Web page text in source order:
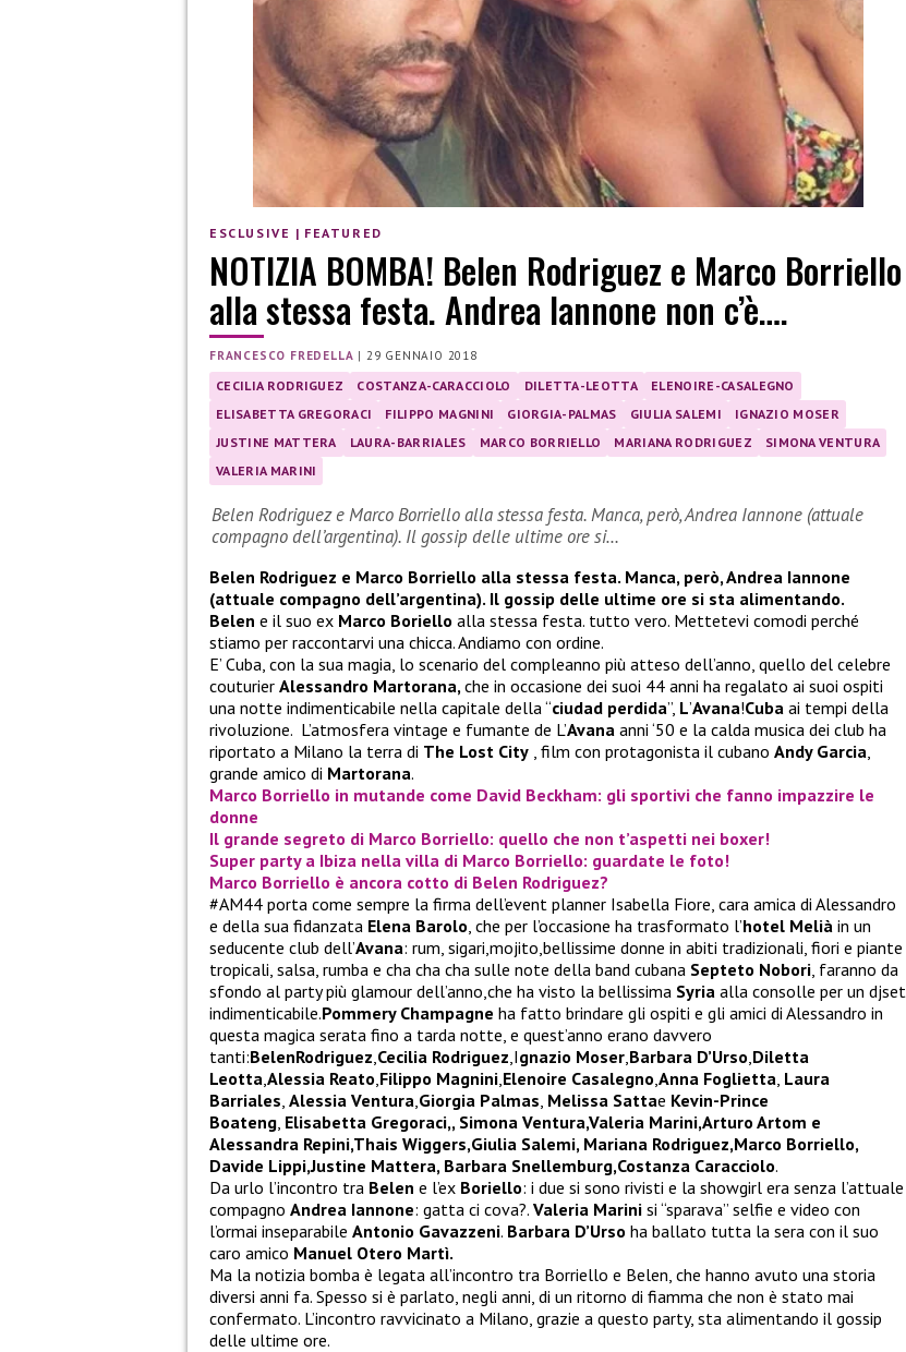
ESCLUSIVE | FEATURED
NOTIZIA BOMBA! Belen Rodriguez e Marco Borriello
alla stessa festa. Andrea Iannone non c’è….
FRANCESCO FREDELLA | 29 GENNAIO 2018
CECILIA RODRIGUEZ COSTANZA-CARACCIOLO DILETTA-LEOTTA
ELENOIRE-CASALEGNO
ELISABETTA GREGORACI
FILIPPO MAGNINI GIORGIA-PALMAS GIULIA SALEMI
IGNAZIO MOSER
JUSTINE MATTERA
LAURA-BARRIALES MARCO BORRIELLO MARIANA RODRIGUEZ
SIMONA VENTURA
VALERIA MARINI
Belen Rodriguez e Marco Borriello alla stessa festa. Manca, però, Andrea Iannone (attuale
compagno dell’argentina). Il gossip delle ultime ore si…
Belen Rodriguez e Marco Borriello alla stessa festa. Manca, però, Andrea Iannone
(attuale compagno dell’argentina). Il gossip delle ultime ore si sta alimentando.
Belen e il suo ex Marco Boriello alla stessa festa. tutto vero. Mettetevi comodi perché
stiamo per raccontarvi una chicca. Andiamo con ordine.
E’ Cuba, con la sua magia, lo scenario del compleanno più atteso dell’anno, quello del celebre
couturier Alessandro Martorana, che in occasione dei suoi 44 anni ha regalato ai suoi ospiti
una notte indimenticabile nella capitale della “ciudad perdida”, L’Avana!Cuba ai tempi della
rivoluzione. L’atmosfera vintage e fumante de L’Avana anni ‘50 e la calda musica dei club ha
riportato a Milano la terra di The Lost City , film con protagonista il cubano Andy Garcia
grande amico di Martorana.
Marco Borriello in mutande come David Beckham: gli sportivi che fanno impazzire le
donne
Il grande segreto di Marco Borriello: quello che non t’aspetti nei boxer!
Super party a Ibiza nella villa di Marco Borriello: guardate le foto!
Marco Borriello è ancora cotto di Belen Rodriguez?
#AM44 porta come sempre la firma dell’event planner Isabella Fiore, cara amica di Alessandro
e della sua fidanzata Elena Barolo , che per l’occasione ha trasformato l’hotel Melià in un
seducente club dell’Avana: rum, sigari,mojito,bellissime donne in abiti tradizionali, fiori e piante
tropicali, salsa, rumba e cha cha cha sulle note della band cubana Septeto Nobori , faranno da
sfondo al party più glamour dell’anno,che ha visto la bellissima Syria alla consolle per un djset
indimenticabile.Pommery Champagne ha fatto brindare gli ospiti e gli amici di Alessandro in
questa magica serata fino a tarda notte, e quest’anno erano davvero
tanti:BelenRodriguez Cecilia Rodriguez ,Ignazio Moser Barbara D’Urso Diletta
Leotta Alessia Reato Filippo Magnini Elenoire Casalegno Anna Foglietta Laura
Barriales Alessia Ventura Giorgia Palmas Melissa Sattae Kevin-Prince
Boateng Elisabetta Gregoraci,, Simona Ventura,Valeria Marini,Arturo Artom e
Alessandra Repini,Thais Wiggers,Giulia Salemi, Mariana Rodriguez,Marco Borriello,
Davide Lippi,Justine Mattera, Barbara Snellemburg,Costanza Caracciolo.
Da urlo l’incontro tra Belen e l’ex Boriello: i due si sono rivisti e la showgirl era senza l’attuale
compagno Andrea Iannone: gatta ci cova?. Valeria Marini si “sparava” selfie e video con
l’ormai inseparabile Antonio Gavazzeni. Barbara D’Urso ha ballato tutta la sera con il suo
caro amico Manuel Otero Martì.
Ma la notizia bomba è legata all’incontro tra Borriello e Belen, che hanno avuto una storia
diversi anni fa. Spesso si è parlato, negli anni, di un ritorno di fiamma che non è stato mai
confermato. L’incontro ravvicinato a Milano, grazie a questo party, sta alimentando il gossip
delle ultime ore.